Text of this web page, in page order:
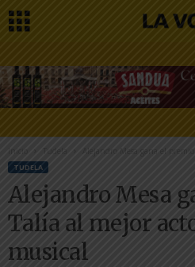
Inicio Tudela Alejandro Mesa gana el
TUDELA
Alejandro Mesa
Talía al mejor
musical